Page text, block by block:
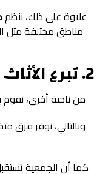
علاوة على ذلك، ننظم
مناطق مختلفة مثل
2. تبرع الأثاث المستعمل بالكويت
من ناحية أخرى،
وبالتالي، نوفر فرق
كما أن الجمعية